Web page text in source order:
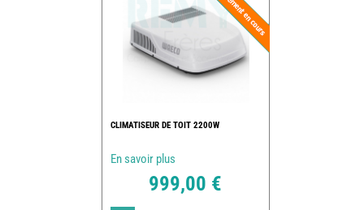
CLIMATISEUR DE TOIT 2200W
En savoir plus
999,00 €